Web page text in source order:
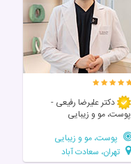
دکتر علیرضا رفیعی -
پوست، مو و زیبایی
پوست، مو و زیبایی
تهران، سعادت آباد